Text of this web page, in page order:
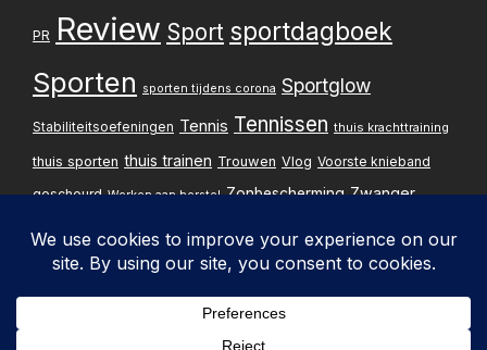
PR Review Sport sportdagboek
Sporten sporten tijdens corona Sportglow
Stabiliteitsoefeningen Tennis Tennissen thuis krachttraining
thuis sporten thuis trainen Trouwen Vlog Voorste knieband
gescheurd Werken aan herstel Zonbescherming Zwanger